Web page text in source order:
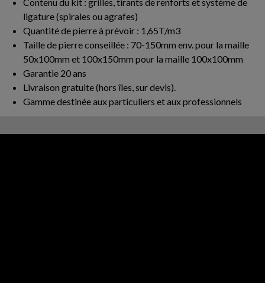
ligature (spirales ou agrafes)
Quantité de pierre à prévoir : 1,65T/m3
Taille de pierre conseillée : 70-150mm env. pour la maille
50x100mm et 100x150mm pour la maille 100x100mm
Garantie 20 ans
Livraison gratuite (hors îles, sur devis).
Gamme destinée aux particuliers et aux professionnels